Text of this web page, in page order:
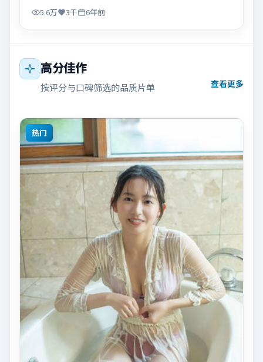
5.6万 3千 6年前
高分佳作
按评分与口碑筛选的品质片单 查看更多
热门